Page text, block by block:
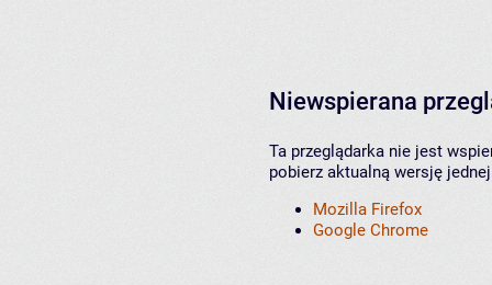
Niewspierana
Ta przeglądarka nie jest
pobierz aktualną wersję
Mozilla Firefox
Google Chrome